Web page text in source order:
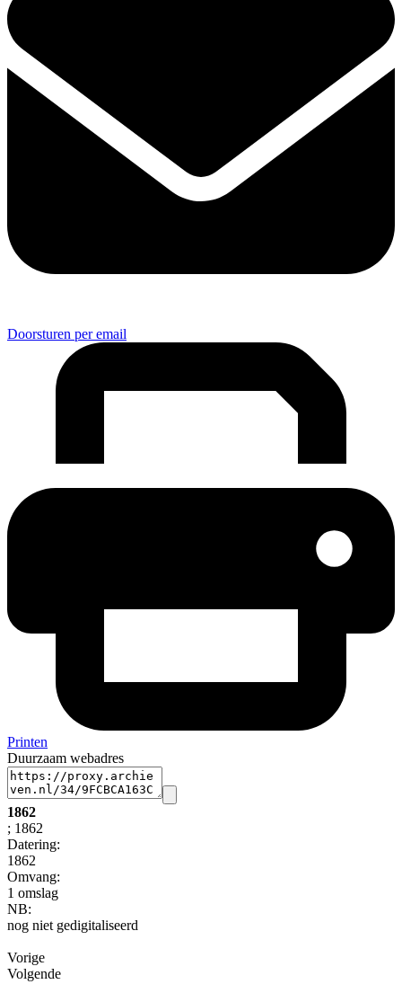
Doorsturen per email
Printen
Duurzaam webadres
1862
; 1862
Datering:
1862
Omvang:
1 omslag
NB:
nog niet gedigitaliseerd
Vorige
Volgende